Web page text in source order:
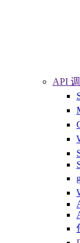
API